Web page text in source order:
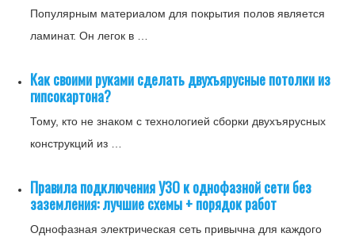
Популярным материалом для покрытия полов является
ламинат. Он легок в …
Как своими руками сделать двухъярусные потолки из
гипсокартона?
Тому, кто не знаком с технологией сборки двухъярусных
конструкций из …
Правила подключения УЗО к однофазной сети без
заземления: лучшие схемы + порядок работ
Однофазная электрическая сеть привычна для каждого